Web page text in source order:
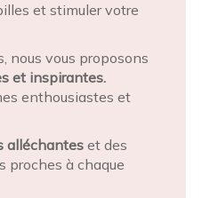
et stimuler votre
nous vous proposons
et inspirantes.
enthousiastes et
alléchantes et des
proches à chaque